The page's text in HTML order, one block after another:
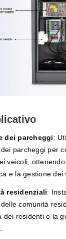
dei parcheggi:
parcheggi per
veicoli,
e la gestione dei
residenziali:
comunità
dei residenti e la